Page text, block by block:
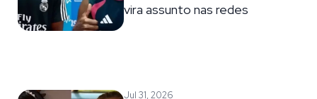
vira assunto nas redes
Jul 31, 2026